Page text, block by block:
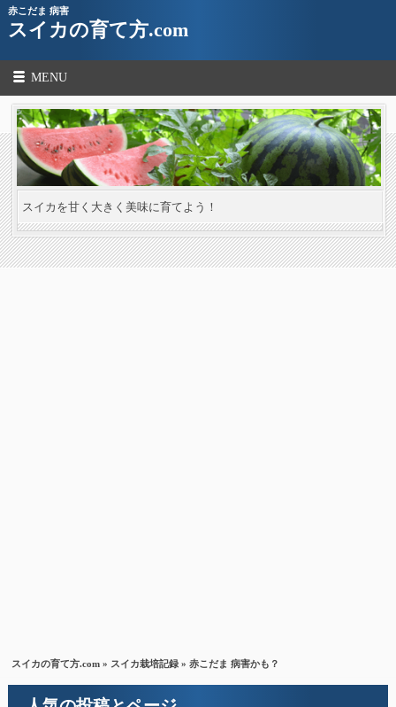
赤こだま 病害
スイカの育て方.com
MENU
スイカを甘く大きく美味に育てよう！
スイカの育て方.com » スイカ栽培記録 » 赤こだま 病害かも？